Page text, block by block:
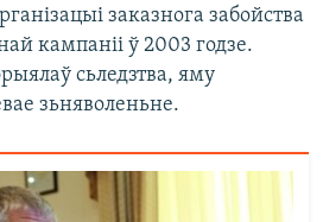
заказнога забойства
кампаніі ў 2003 годзе.
сьледзтва, яму
зьняволеньне.